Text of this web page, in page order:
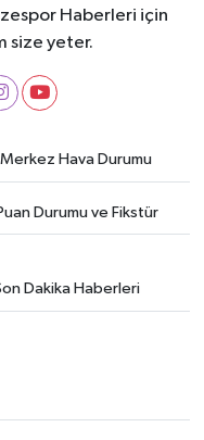
Haberleri için
size yeter.
Merkez Hava Durumu
Durumu ve Fikstür
Dakika Haberleri